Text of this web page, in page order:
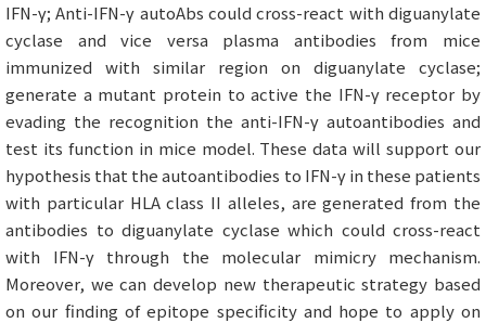
IFN-γ; Anti-IFN-γ autoAbs could cross-react with diguanylate
cyclase and vice versa plasma antibodies from mice
immunized with similar region on diguanylate cyclase;
generate a mutant protein to active the IFN-γ receptor by
evading the recognition the anti-IFN-γ autoantibodies and
test its function in mice model. These data will support our
hypothesis that the autoantibodies to IFN-γ in these patients
with particular HLA class II alleles, are generated from the
antibodies to diguanylate cyclase which could cross-react
with IFN-γ through the molecular mimicry mechanism.
Moreover, we can develop new therapeutic strategy based
on our finding of epitope specificity and hope to apply on